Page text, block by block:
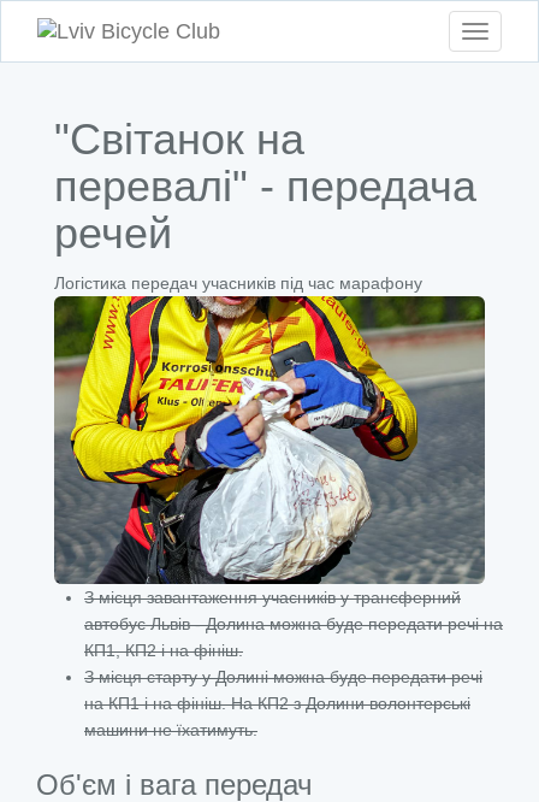
Toggle
"Світанок на
перевалі" - передача
речей
Логістика передач учасників під час марафону
З місця завантаження учасників у трансферний
автобус Львів - Долина можна буде передати речі на
КП1, КП2 і на фініш.
З місця старту у Долині можна буде передати речі
на КП1 і на фініш. На КП2 з Долини волонтерські
машини не їхатимуть.
Об'єм і вага передач